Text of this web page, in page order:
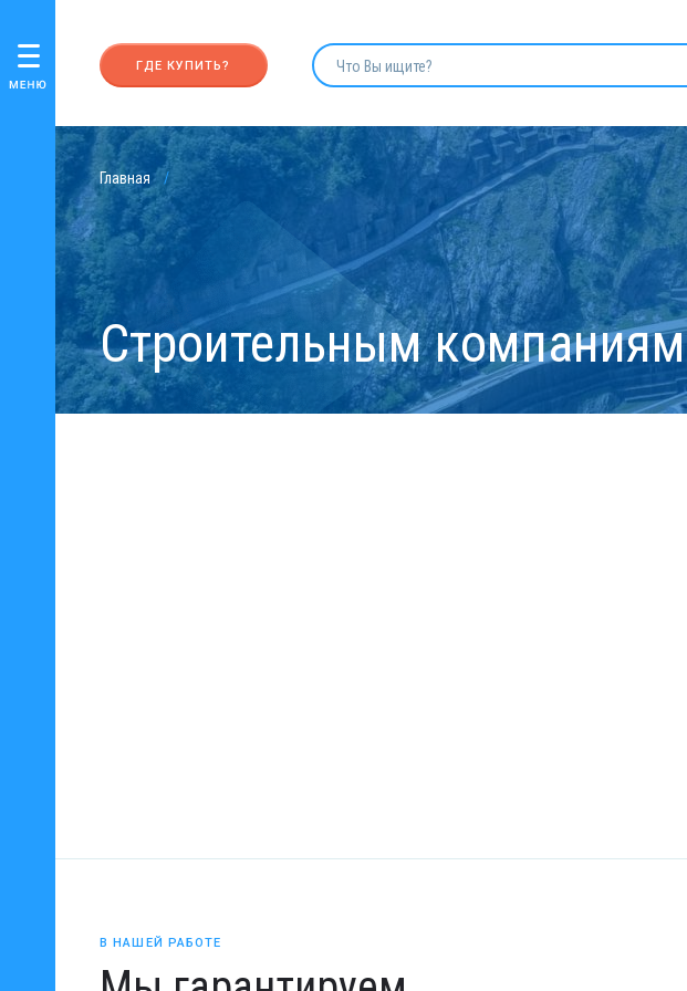
ГДЕ КУПИТЬ?
Главная
Строительным компаниям
В НАШЕЙ РАБОТЕ